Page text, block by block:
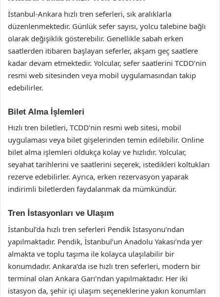
İstanbul-Ankara hızlı tren seferleri, sık aralıklarla
düzenlenmektedir. Günlük sefer sayısı, yolcu talebine bağlı
olarak değişiklik gösterebilir. Genellikle sabah erken
saatlerden itibaren başlayan seferler, akşam geç saatlere
kadar devam etmektedir. Yolcular, sefer saatlerini TCDD’nin
resmi web sitesinden veya mobil uygulamasından takip
edebilirler.
Bilet Alma İşlemleri
Hızlı tren biletleri, TCDD’nin resmi web sitesi, mobil
uygulaması veya bilet gişelerinden temin edilebilir. Online
bilet alma işlemleri oldukça kolay ve hızlıdır. Yolcular,
seyahat tarihlerini ve saatlerini seçerek, istedikleri koltukları
rezerve edebilirler. Ayrıca, erken rezervasyon yaparak
indirimli biletlerden faydalanmak da mümkündür.
Tren İstasyonları ve Ulaşım
İstanbul’da hızlı tren seferleri Pendik İstasyonu’ndan
yapılmaktadır. Pendik, İstanbul’un Anadolu Yakası’nda yer
almakta ve toplu taşıma ile kolayca ulaşılabilir bir
konumdadır. Ankara’da ise hızlı tren seferleri, modern bir
terminal olan Ankara Garı’ndan yapılmaktadır. Her iki
istasyon da, şehir içi ulaşım seçeneklerine yakın konumları